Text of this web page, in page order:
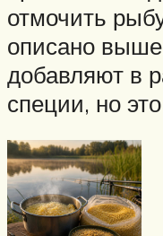
отмочить
описано
добавляют в
специи, но